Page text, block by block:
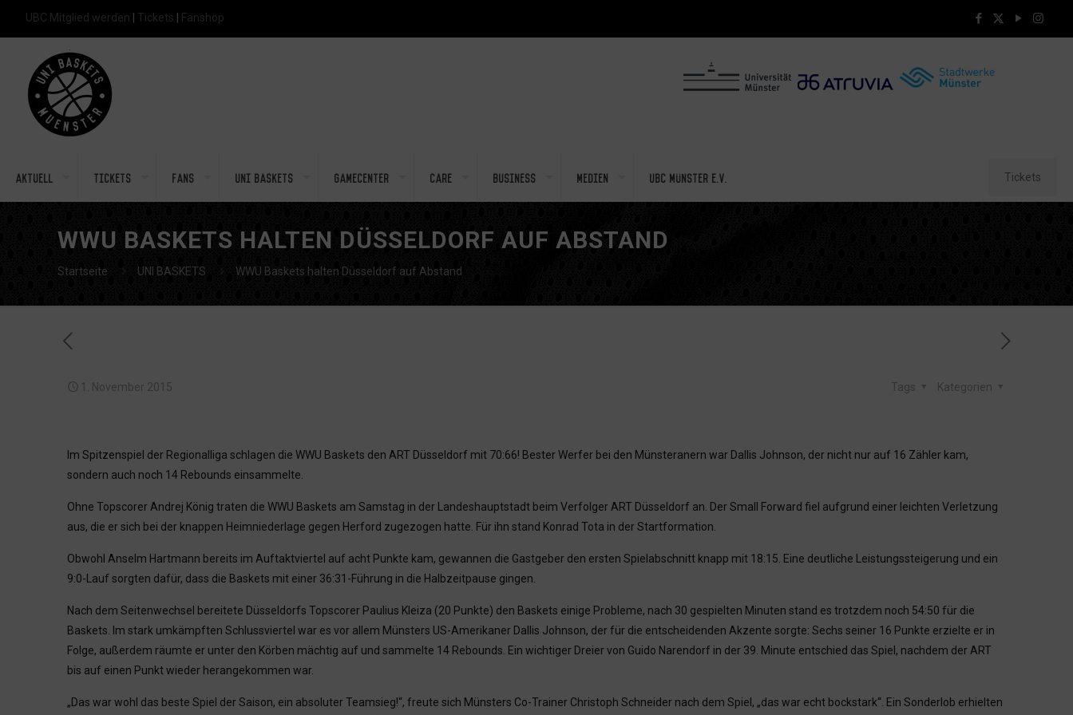
UBC Mitglied werden Tickets Fanshop
Aktuell Tickets Fans Uni Baskets Gamecenter Care Business Medien UBC Münster e.V. Tickets
WWU BASKETS HALTEN DÜSSELDORF AUF ABSTAND
Startseite UNI BASKETS WWU Baskets halten Düsseldorf auf Abstand
1. November 2015 Kategorien
Tags
Im Spitzenspiel der Regionalliga schlagen die WWU Baskets den ART Düsseldorf mit 70:66! Bester Werfer bei den Münsteranern war Dallis Johnson, der nicht nur auf 16 Zähler kam,
sondern auch noch 14 Rebounds einsammelte.
Ohne Topscorer Andrej König traten die WWU Baskets am Samstag in der Landeshauptstadt beim Verfolger ART Düsseldorf an. Der Small Forward fiel aufgrund einer leichten Verletzung
aus, die er sich bei der knappen Heimniederlage gegen Herford zugezogen hatte. Für ihn stand Konrad Tota in der Startformation.
Obwohl Anselm Hartmann bereits im Auftaktviertel auf acht Punkte kam, gewannen die Gastgeber den ersten Spielabschnitt knapp mit 18:15. Eine deutliche Leistungssteigerung und ein
9:0-Lauf sorgten dafür, dass die Baskets mit einer 36:31-Führung in die Halbzeitpause gingen.
Nach dem Seitenwechsel bereitete Düsseldorfs Topscorer Paulius Kleiza (20 Punkte) den Baskets einige Probleme, nach 30 gespielten Minuten stand es trotzdem noch 54:50 für die
Baskets. Im stark umkämpften Schlussviertel war es vor allem Münsters US-Amerikaner Dallis Johnson, der für die entscheidenden Akzente sorgte: Sechs seiner 16 Punkte erzielte er in
Folge, außerdem räumte er unter den Körben mächtig auf und sammelte 14 Rebounds. Ein wichtiger Dreier von Guido Narendorf in der 39. Minute entschied das Spiel, nachdem der ART
bis auf einen Punkt wieder herangekommen war.
„Das war wohl das beste Spiel der Saison, ein absoluter Teamsieg!“, freute sich Münsters Co-Trainer Christoph Schneider nach dem Spiel, „das war echt bockstark“. Ein Sonderlob erhielten